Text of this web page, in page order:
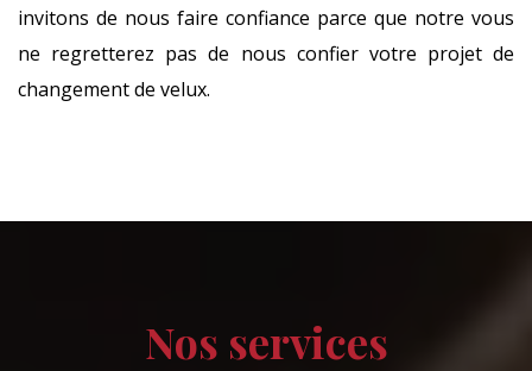
invitons de nous faire confiance parce que notre vous
ne regretterez pas de nous confier votre projet de
changement de velux.
Nos services